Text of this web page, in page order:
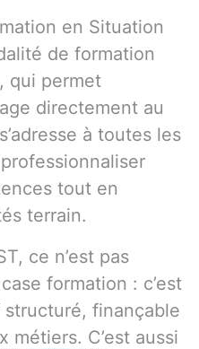
en Situation
de formation
qui permet
directement au
à toutes les
tout en
terrain.
ce n’est pas
formation : c’est
finançable
métiers. C’est aussi